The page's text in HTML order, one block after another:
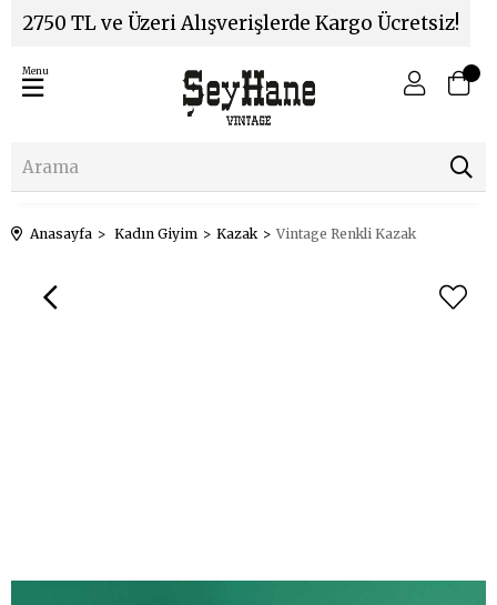
2750 TL ve Üzeri Alışverişlerde Kargo Ücretsiz!
Menu
Anasayfa Kadın Giyim Kazak Vintage Renkli Kazak